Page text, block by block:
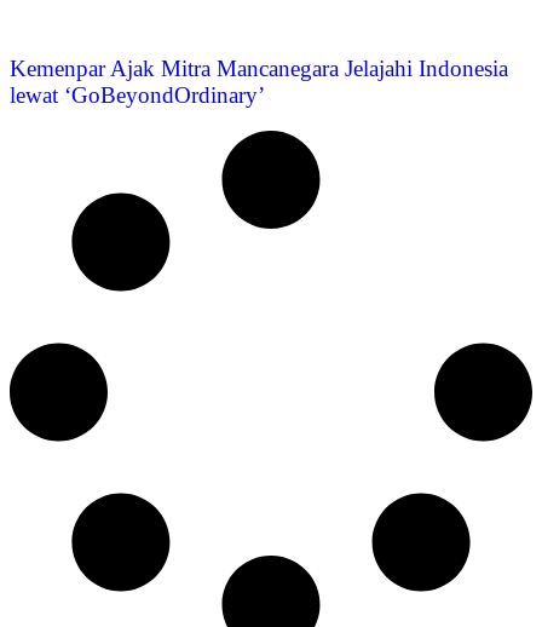
Kemenpar Ajak Mitra Mancanegara Jelajahi Indonesia
lewat ‘GoBeyondOrdinary’